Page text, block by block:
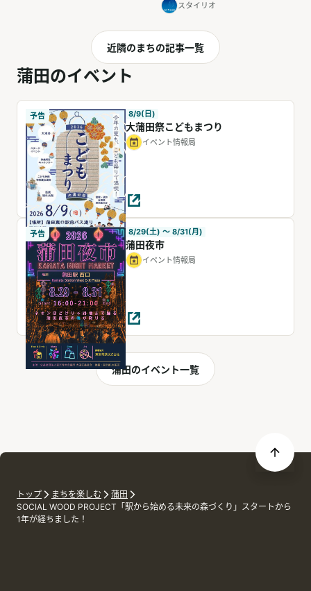
スタイリオ
近隣のまちの記事一覧
蒲田のイベント
予告 8/9(日)
大蒲田祭こどもまつり
イベント情報局
予告 8/29(土) 〜 8/31(月)
蒲田夜市
イベント情報局
蒲田のイベント一覧
トップ まちを楽しむ
蒲田
SOCIAL WOOD PROJECT「駅から始める未来の森づくり」スタートから
1年が経ちました！